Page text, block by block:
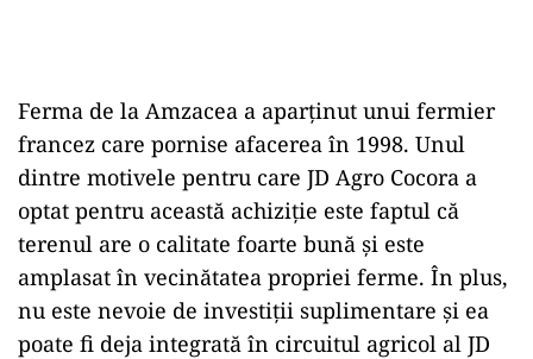
Ferma de la Amzacea a aparţinut unui fermier
francez care pornise afacerea în 1998. Unul
dintre motivele pentru care JD Agro Cocora a
optat pentru această achiziţie este faptul că
terenul are o calitate foarte bună şi este
amplasat în vecinătatea propriei ferme. În plus,
nu este nevoie de investiţii suplimentare şi ea
poate fi deja integrată în circuitul agricol al JD